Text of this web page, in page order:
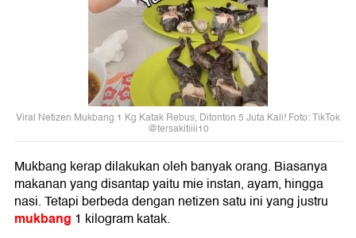
Viral Netizen Mukbang 1 Kg Katak Rebus, Ditonton 5 Juta Kali! Foto: TikTok
@tersakitiiii10
Mukbang kerap dilakukan oleh banyak orang. Biasanya
makanan yang disantap yaitu mie instan, ayam, hingga
nasi. Tetapi berbeda dengan netizen satu ini yang justru
mukbang 1 kilogram katak.